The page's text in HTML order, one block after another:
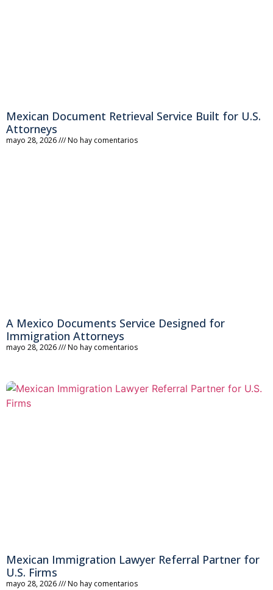
Mexican Document Retrieval Service Built for U.S.
Attorneys
mayo 28, 2026 No hay comentarios
A Mexico Documents Service Designed for
Immigration Attorneys
mayo 28, 2026 No hay comentarios
Mexican Immigration Lawyer Referral Partner for
U.S. Firms
mayo 28, 2026 No hay comentarios